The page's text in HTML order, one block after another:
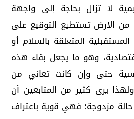
لا تزال بحاجة إلى واجهة
من الارض تستطيع التوقيع على
المستقبلية المتعلقة بالسلام أو
وهو ما يجعل بقاء هذه
حتى وإن كانت تعاني من
يرى كثير من المتابعين أن
مزدوجة؛ فهي قوية باعتراف